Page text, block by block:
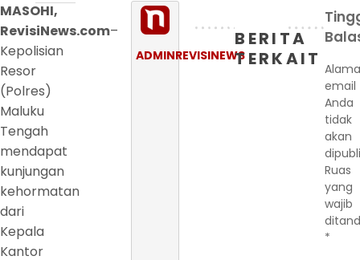
MASOHI,
RevisiNews.com–
Kepolisian
Resor
(Polres)
Maluku
Tengah
mendapat
kunjungan
kehormatan
dari
Kepala
Kantor
ADMINREVISINEWS
BERITA
TERKAIT
email
Anda
tidak
akan
Ruas
yang
wajib
*